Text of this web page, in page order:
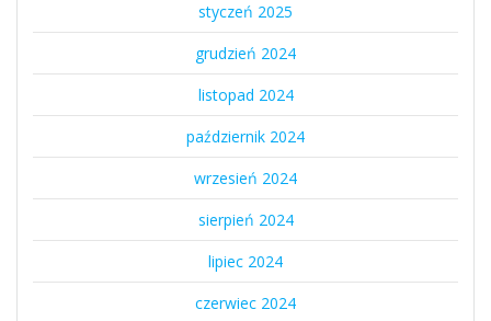
styczeń 2025
grudzień 2024
listopad 2024
październik 2024
wrzesień 2024
sierpień 2024
lipiec 2024
czerwiec 2024